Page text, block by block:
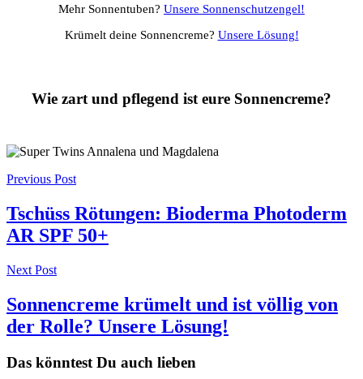
Mehr Sonnentuben? Unsere Sonnenschutzengel!
Krümelt deine Sonnencreme? Unsere Lösung!
Wie zart und pflegend ist eure Sonnencreme?
Post
navigation
Previous Post
Tschüss Rötungen: Bioderma Photoderm
AR SPF 50+
Next Post
Sonnencreme krümelt und ist völlig von
der Rolle? Unsere Lösung!
Das könntest Du auch lieben